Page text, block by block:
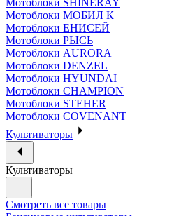
Мотоблоки МОБИЛ К
Мотоблоки ЕНИСЕЙ
Мотоблоки РЫСЬ
Мотоблоки AURORA
Мотоблоки DENZEL
Мотоблоки HYUNDAI
Мотоблоки CHAMPION
Мотоблоки STEHER
Мотоблоки COVENANT
Культиваторы
Культиваторы
Смотреть все товары